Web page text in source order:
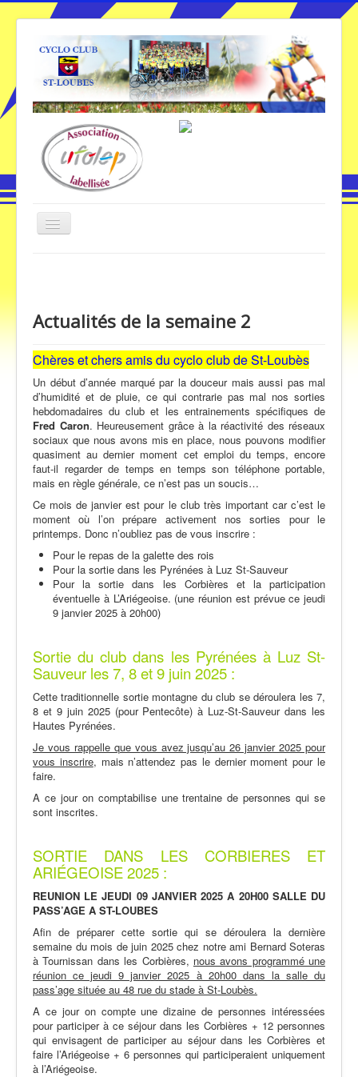
Basculer
la
Vidéos
Contact
Traversée des Pyrénées 2021
Actualités de la semaine 2
Chères et chers amis du cyclo club de St-Loubès
Un début d’année marqué par la douceur mais aussi pas mal
d’humidité et de pluie, ce qui contrarie pas mal nos sorties
hebdomadaires du club et les entrainements spécifiques de
Fred Caron. Heureusement grâce à la réactivité des réseaux
sociaux que nous avons mis en place, nous pouvons modifier
quasiment au dernier moment cet emploi du temps, encore
faut-il regarder de temps en temps son téléphone portable,
mais en règle générale, ce n’est pas un soucis…
Ce mois de janvier est pour le club très important car c’est le
moment où l’on prépare activement nos sorties pour le
printemps. Donc n’oubliez pas de vous inscrire :
Pour le repas de la galette des rois
Pour la sortie dans les Pyrénées à Luz St-Sauveur
Pour la sortie dans les Corbières et la participation
éventuelle à L’Ariégeoise. (une réunion est prévue ce jeudi
9 janvier 2025 à 20h00)
Sortie du club dans les Pyrénées à Luz St-
Sauveur les 7, 8 et 9 juin 2025 :
Cette traditionnelle sortie montagne du club se déroulera les 7,
8 et 9 juin 2025 (pour Pentecôte) à Luz-St-Sauveur dans les
Hautes Pyrénées.
Je vous rappelle que vous avez jusqu’au 26 janvier 2025 pour
vous inscrire, mais n’attendez pas le dernier moment pour le
faire.
A ce jour on comptabilise une trentaine de personnes qui se
sont inscrites.
SORTIE DANS LES CORBIERES ET
ARIÉGEOISE 2025 :
REUNION LE JEUDI 09 JANVIER 2025 A 20H00 SALLE DU
PASS’AGE A ST-LOUBES
Afin de préparer cette sortie qui se déroulera la dernière
semaine du mois de juin 2025 chez notre ami Bernard Soteras
à Tournissan dans les Corbières, nous avons programmé une
réunion ce jeudi 9 janvier 2025 à 20h00 dans la salle du
pass’age située au 48 rue du stade à St-Loubès.
A ce jour on compte une dizaine de personnes intéressées
pour participer à ce séjour dans les Corbières + 12 personnes
qui envisagent de participer au séjour dans les Corbières et
faire l’Ariégeoise + 6 personnes qui participeraient uniquement
à l’Ariégeoise.